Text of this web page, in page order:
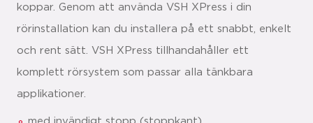
koppar. Genom att använda VSH XPress i din
rörinstallation kan du installera på ett snabbt, enkelt
och rent sätt. VSH XPress tillhandahåller ett
komplett rörsystem som passar alla tänkbara
applikationer.